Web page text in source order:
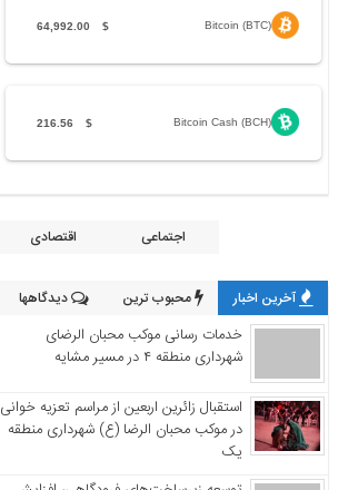
Bitcoin (BTC)
$
64,992.00
Bitcoin Cash (BCH)
$
216.56
اجتماعی اقتصادی
آخرین اخبار محبوب ترین دیدگاهها
خدمات رسانی موکب محبان الرضای
شهرداری منطقه ۴ در مسیر مشایه
استقبال زائرین اربعین از مراسم تعزیه خوانی
در موکب محبان الرضا (ع) شهرداری منطقه
یک